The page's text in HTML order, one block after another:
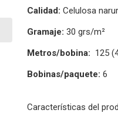
Calidad: Celulosa
Gramaje: 30 grs/m²
Metros/bobina: 125
Bobinas/paquete: 6
Características del